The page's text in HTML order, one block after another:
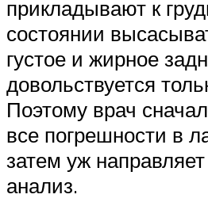
прикладывают к
состоянии
густое и жирное
довольствуется
Поэтому врач
все погрешности в
затем уж
анализ.